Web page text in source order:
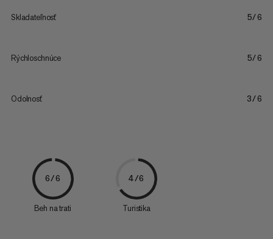
Skladateľnosť 5/6
Rýchloschnúce 5/6
Odolnosť 3/6
6/6
Beh na trati
4/6
Turistika